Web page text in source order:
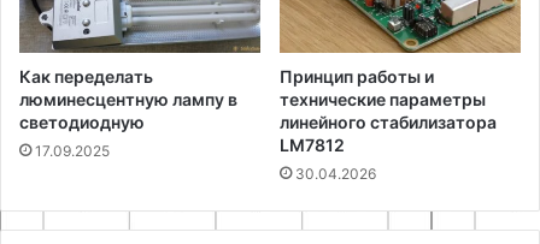
Как переделать
люминесцентную лампу в
светодиодную
17.09.2025
Принцип работы и
технические параметры
линейного стабилизатора
LM7812
30.04.2026